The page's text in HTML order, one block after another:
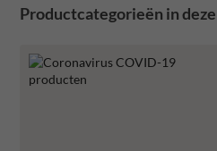
Productcategorieën in